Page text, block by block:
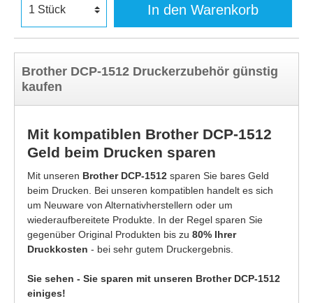
In den Warenkorb
Brother DCP-1512 Druckerzubehör günstig
kaufen
Mit kompatiblen Brother DCP-1512
Geld beim Drucken sparen
Mit unseren Brother DCP-1512 sparen Sie bares Geld
beim Drucken. Bei unseren kompatiblen handelt es sich
um Neuware von Alternativherstellern oder um
wiederaufbereitete Produkte. In der Regel sparen Sie
gegenüber Original Produkten bis zu 80% Ihrer
Druckkosten - bei sehr gutem Druckergebnis.
Sie sehen - Sie sparen mit unseren Brother DCP-1512
einiges!